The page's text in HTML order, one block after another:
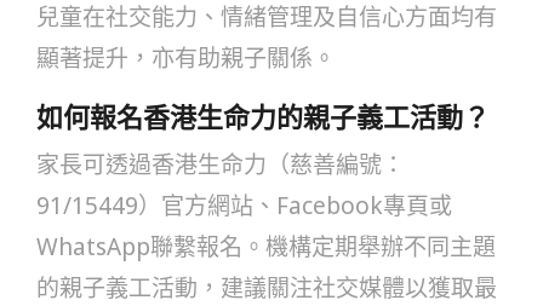
兒童在社交能力、情緒管理及自信心方面均有
顯著提升，亦有助親子關係。
如何報名香港生命力的親子義工活動？
家長可透過香港生命力（慈善編號：
91/15449）官方網站、Facebook專頁或
WhatsApp聯繫報名。機構定期舉辦不同主題
的親子義工活動，建議關注社交媒體以獲取最